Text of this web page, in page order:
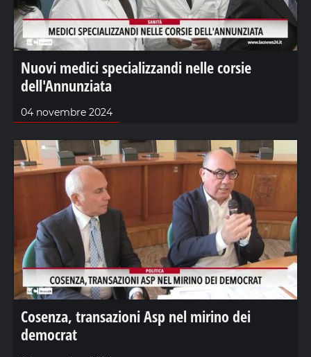
Nuovi medici specializzandi nelle corsie
dell'Annunziata
04 novembre 2024
Cosenza, transazioni Asp nel mirino dei
democrat